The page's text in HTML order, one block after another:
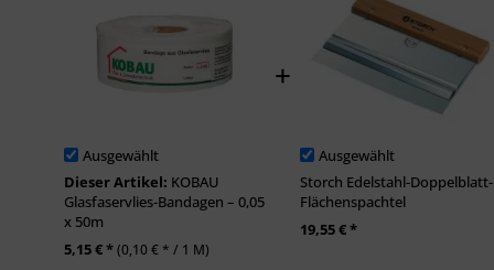
Ausgewählt
Dieser Artikel: KOBAU
Glasfaservlies-Bandagen – 0,05
x 50m
5,15 € *(0,10 € * / 1 M)
Ausgewählt
Storch Edelstahl-Doppelblatt-
Flächenspachtel
19,55 € *